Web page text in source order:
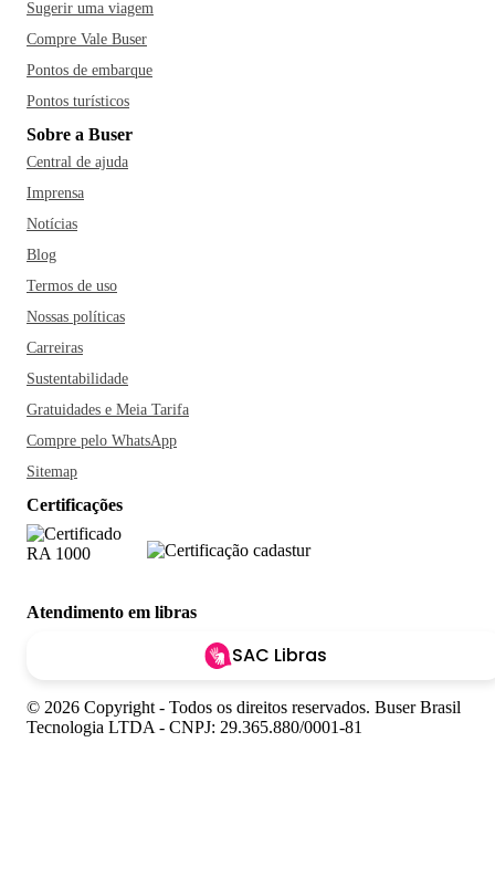
chocolates Pan. Um passeio delicioso e acessível!
Sugerir uma viagem
Compre Vale Buser
Pontos de embarque
Pontos turísticos
Sobre a Buser
Central de ajuda
Imprensa
Notícias
Blog
Termos de uso
Nossas políticas
Carreiras
Sustentabilidade
Gratuidades e Meia Tarifa
Compre pelo WhatsApp
Sitemap
Certificações
Atendimento em libras
SAC Libras
© 2026 Copyright - Todos os direitos reservados. Buser Brasil
Tecnologia LTDA - CNPJ: 29.365.880/0001-81